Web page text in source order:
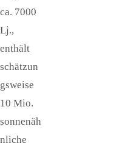
ca. 7000
Lj.,
enthält
schätzun
gsweise
10 Mio.
sonnenäh
nliche